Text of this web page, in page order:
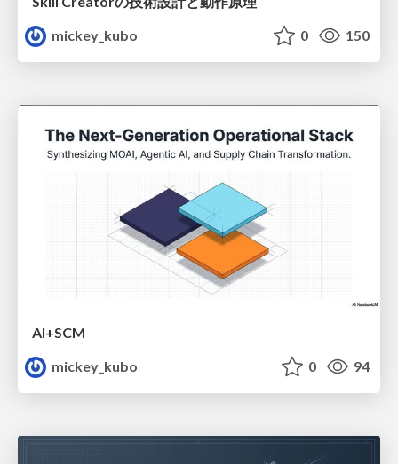
mickey_kubo
0 150
AI+SCM
mickey_kubo
0 94